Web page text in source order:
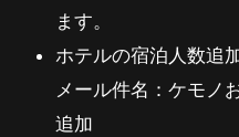
ます。
ホテルの宿泊人数追
メール件名：ケモノ
追加